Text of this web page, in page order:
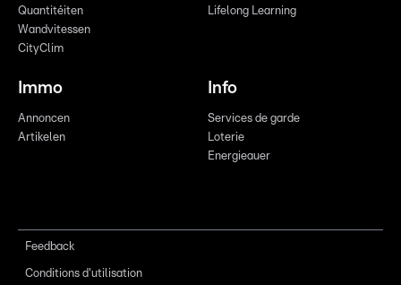
Quantitéiten
Wandvitessen
CityClim
Lifelong Learning
Immo
Annoncen
Artikelen
Info
Services de garde
Loterie
Energieauer
Feedback
Conditions d'utilisation